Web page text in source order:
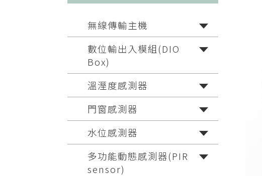
無線傳輸主機
數位輸出入模組(DIO
Box)
溫溼度感測器
門窗感測器
水位感測器
多功能動態感測器(PIR
sensor)